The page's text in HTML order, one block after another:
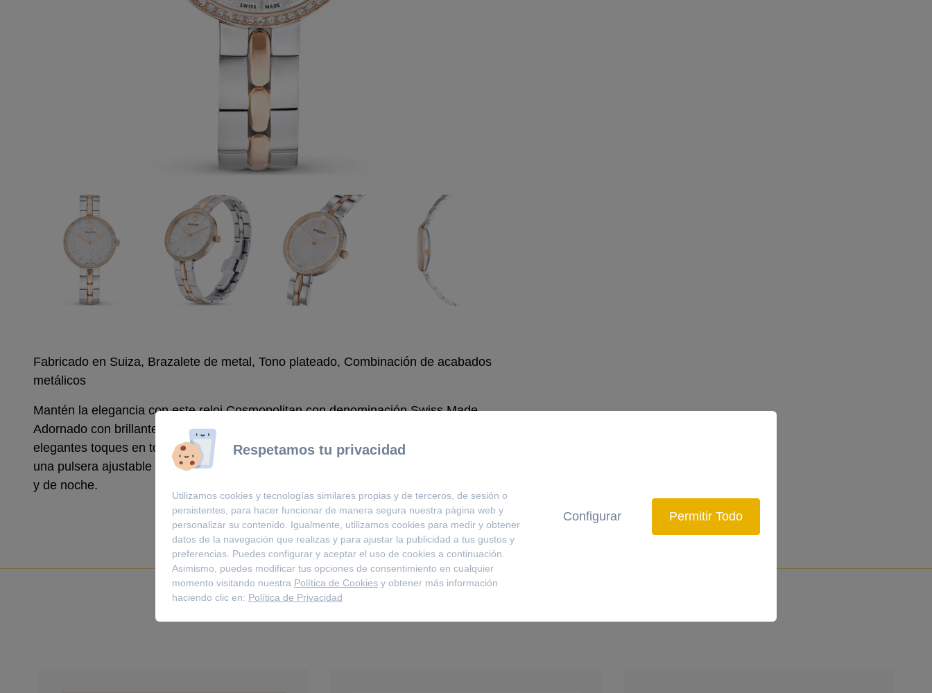
Fabricado en Suiza, Brazalete de metal, Tono plateado, Combinación de acabados
metálicos
Mantén la elegancia con este reloj Cosmopolitan con denominación Swiss Made.
Adornado con brillante pavé en la esfera, el diseño combina acero inoxidable con
elegantes toques en tono oro rosa y bisel adornado con cristales en pavé. Incorpora
una pulsera ajustable y aporta un toque adicional de glamour a los estilismos de día
y de noche.
COMPLETA TU LOOK
Respetamos tu privacidad
Utilizamos cookies y tecnologías similares propias y de terceros, de sesión o
persistentes, para hacer funcionar de manera segura nuestra página web y
personalizar su contenido. Igualmente, utilizamos cookies para medir y obtener
datos de la navegación que realizas y para ajustar la publicidad a tus gustos y
preferencias. Puedes configurar y aceptar el uso de cookies a continuación.
Asimismo, puedes modificar tus opciones de consentimiento en cualquier
momento visitando nuestra Política de Cookies y obtener más información
haciendo clic en: Política de Privacidad
Configurar Permitir Todo